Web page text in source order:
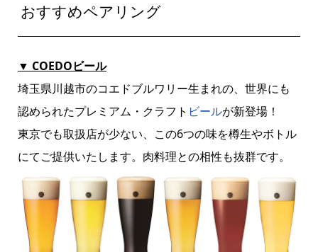
おすすめペアリング
▼ COEDOビール
埼玉県川越市のコエドブルワリー生まれの、世界にも
認められたプレミアム・クラフト ビールが新登場！
東京でも取扱店が少ない、この6つの味を樽生やボトル
にてご提供いたします。肉料理との相性も抜群です。